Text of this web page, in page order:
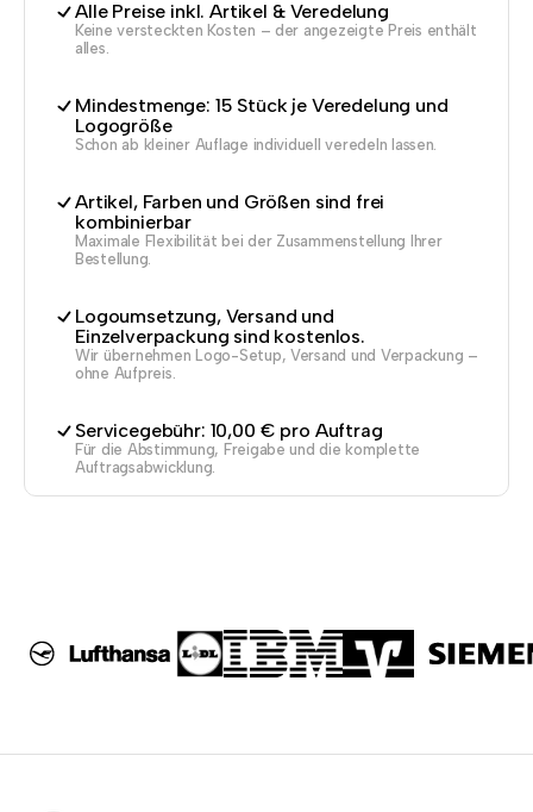
Alle Preise inkl. Artikel & Veredelung
Keine versteckten Kosten – der angezeigte Preis enthält
alles.
Mindestmenge: 15 Stück je Veredelung und
Logogröße
Schon ab kleiner Auflage individuell veredeln lassen.
Artikel, Farben und Größen sind frei
kombinierbar
Maximale Flexibilität bei der Zusammenstellung Ihrer
Bestellung.
Logoumsetzung, Versand und
Einzelverpackung sind kostenlos.
Wir übernehmen Logo-Setup, Versand und Verpackung –
ohne Aufpreis.
Servicegebühr: 10,00 € pro Auftrag
Für die Abstimmung, Freigabe und die komplette
Auftragsabwicklung.